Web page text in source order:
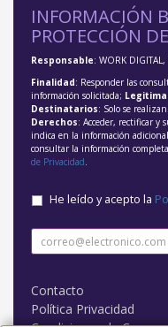
INFORMACIÓN
PROTECCIÓN
Responsable: WORK DIGITAL,
Finalidad: Responder las
información solicitada;
Destinatarios: Solo se
Derechos: Acceder, rectificar y
indica en la información
consultar la información
de Privacidad.
He leído y acepto la
Contacto
Política Privacidad